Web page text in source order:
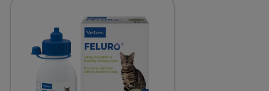
Potřebujete pomoc?